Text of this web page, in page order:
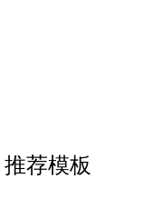
推荐模板